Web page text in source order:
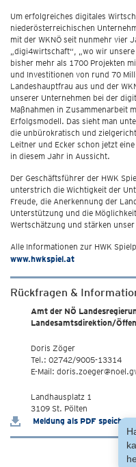
Um erfolgreiches digitales
niederösterreichischen
mit der WKNÖ seit nunmehr vier
„digi4wirtschaft“, „wo wir
bisher mehr als 1700 Projekten
und Investitionen von rund 70
Landeshauptfrau aus und der
unserer Unternehmen bei der
Maßnahmen in Zusammenarbeit
Erfolgsmodell. Das sieht man
die unbürokratisch und
Leitner und Ecker schon jetzt
in diesem Jahr in Aussicht.
Der Geschäftsführer der HWK
unterstrich die Wichtigkeit der
Freude, die Anerkennung der
Unterstützung und die
Wertschätzung und stärken
Alle Informationen zur HWK
www.hwkspiel.at
Rückfragen &
Amt der NÖ
Landesamtsdirektion/
Doris Zöger
Tel.: 02742/9005-13314
E-Mail:
Landhausplatz 1
3109 St. Pölten
Meldung als PDF speichern